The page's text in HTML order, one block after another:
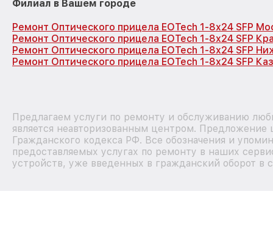
Филиал в Вашем городе
Ремонт Оптического прицела EOTech 1-8x24 SFP
Ремонт Оптического прицела EOTech 1-8x24 SFP
Ремонт Оптического прицела EOTech 1-8x24 SFP
Ремонт Оптического прицела EOTech 1-8x24 SFP
Предлагаем услуги по ремонту и обслуживанию
является неавторизованным центром.
Гражданского кодекса РФ. Все обозначения и
предоставляемых услугах по ремонту в наших
устройств, уже введенных в гражданский оборот в